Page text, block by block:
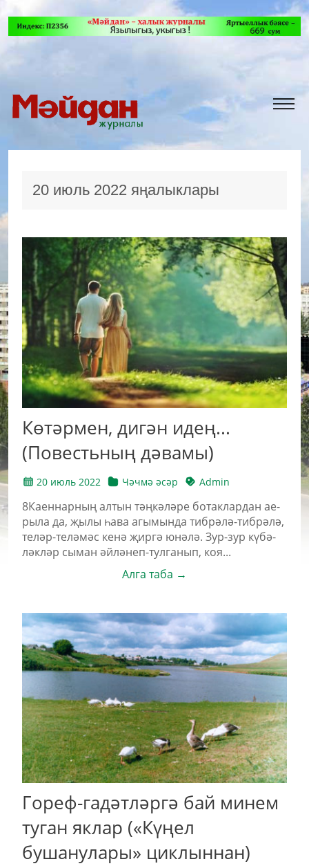
20 июль 2022 яңалыклары
Көтәрмен, дигән идең...
(Повестьның дәвамы)
20 июль 2022 Чәчмә әсәр Admin
8Ка­ен­нар­ның ал­тын тәң­кә­лә­ре бо­так­лар­дан ае­
ры­ла да, җы­лы һа­ва агы­мын­да тиб­рә­лә-тиб­рә­лә,
те­ләр-те­лә­мәс ке­нә җир­гә юнә­лә. Зур-зур кү­бә­
ләк­ләр сы­ман әй­лә­неп-тул­га­нып, ко­я...
Алга таба →
Гореф-гадәтләргә бай минем
туган яклар («Күңел
бушанулары» циклыннан)